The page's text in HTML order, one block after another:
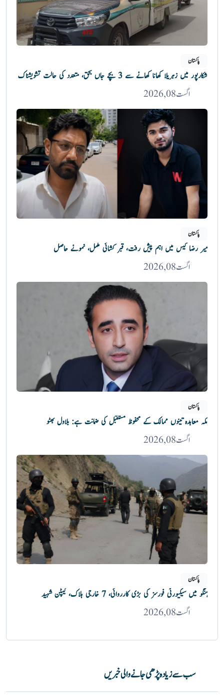
پاکستان
شکارپور میں زہریلا کھانا کھانے سے 3 بچے جاں بحق، متعدد کی حالت تشویشناک
اگست 08, 2026
پاکستان
میر رضا کیس میں اہم پیش رفت، قبر کشائی مکمل، نمونے حاصل
اگست 08, 2026
پاکستان
مکہ معاہدہ تینوں ممالک کے محفوظ مستقبل کی ضمانت ہے: بلاول بھٹو
اگست 08, 2026
پاکستان
ہنگو میں سیکیورٹی فورسز کی بڑی کارروائی، 7 خارجی ہلاک، کیپٹن شہید
اگست 08, 2026
سب سے زیادہ پڑھی جانے والی خبریں